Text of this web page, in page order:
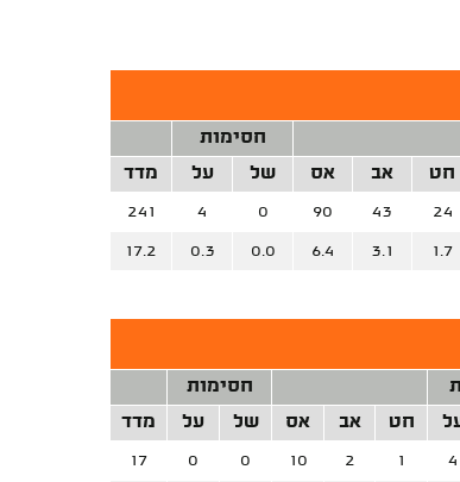
חסימות
חט אב אס של על מדד
24
43
90
0
4
241
1.7
3.1
6.4
0.0
0.3
17.2
חסימות
חט אב אס של על מדד
4
1
2
10
0
0
17